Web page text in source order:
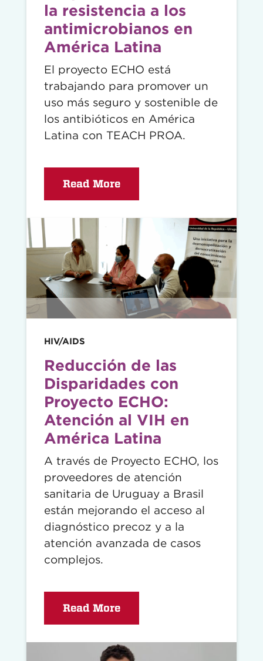
la resistencia a los
antimicrobianos en
América Latina
El proyecto ECHO está
trabajando para promover un
uso más seguro y sostenible de
los antibióticos en América
Latina con TEACH PROA.
Read More
Read
story
HIV/AIDS
Reducción de las
Disparidades con
Proyecto ECHO:
Atención al VIH en
América Latina
A través de Proyecto ECHO, los
proveedores de atención
sanitaria de Uruguay a Brasil
están mejorando el acceso al
diagnóstico precoz y a la
atención avanzada de casos
complejos.
Read More